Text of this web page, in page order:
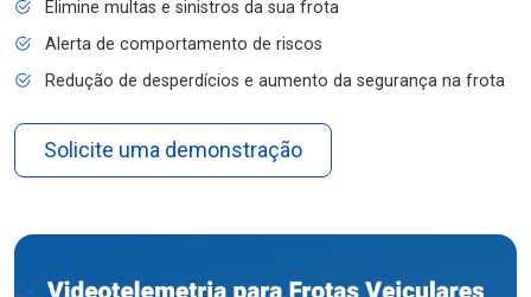
Elimine multas e sinistros da sua frota
Alerta de comportamento de riscos
Redução de desperdícios e aumento da segurança na frota
Solicite uma demonstração